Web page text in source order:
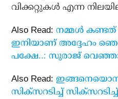
വിക്കറ്റുകള്‍ എന്ന
Also Read:നമ്മൾ കണ്ടത്
ഇനിയാണ് അദ്ദേഹം
പക്ഷേ..: സുരാജ്
Also Read:ഇങ്ങനെയൊന്ന്
സിക്‌സറടിച്ച്